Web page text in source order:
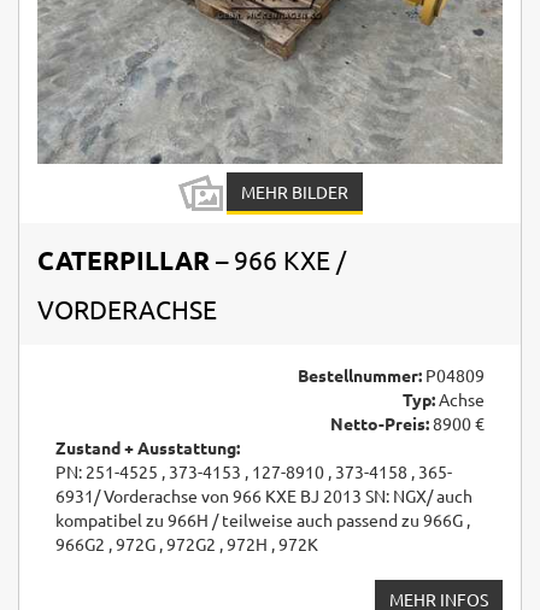
MEHR BILDER
CATERPILLAR – 966 KXE /
VORDERACHSE
Bestellnummer: P04809
Typ: Achse
Netto-Preis:8900 €
Zustand + Ausstattung:
PN: 251-4525 , 373-4153 , 127-8910 , 373-4158 , 365-
6931/ Vorderachse von 966 KXE BJ 2013 SN: NGX/ auch
kompatibel zu 966H / teilweise auch passend zu 966G ,
966G2 , 972G , 972G2 , 972H , 972K
MEHR INFOS